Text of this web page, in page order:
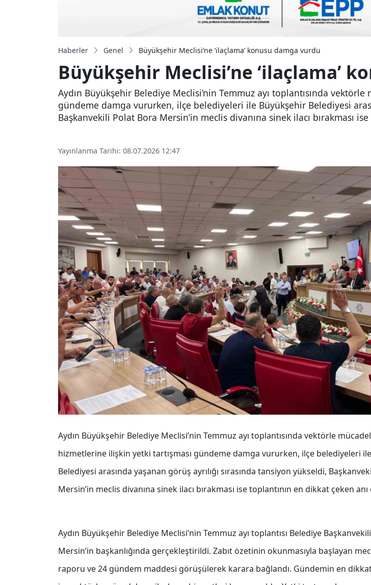
Haberler Genel Büyükşehir Meclisi’ne ‘ilaçlama’ konusu damga vurdu
Büyükşehir Meclisi’ne ‘ilaçlama’
Aydın Büyükşehir Belediye Meclisi’nin Temmuz ayı toplantısında
gündeme damga vururken, ilçe belediyeleri ile Büyükşehir Belediyesi
Başkanvekili Polat Bora Mersin’in meclis divanına sinek ilacı bırakması
Yayınlanma Tarihi: 08.07.2026 12:47
Aydın Büyükşehir Belediye Meclisi’nin Temmuz ayı toplantısında vektörle
hizmetlerine ilişkin yetki tartışması gündeme damga vururken, ilçe belediyeleri
Belediyesi arasında yaşanan görüş ayrılığı sırasında tansiyon yükseldi,
Mersin’in meclis divanına sinek ilacı bırakması ise toplantının en dikkat çeken
Aydın Büyükşehir Belediye Meclisi’nin Temmuz ayı toplantısı Belediye
Mersin’in başkanlığında gerçekleştirildi. Zabıt özetinin okunmasıyla başlayan
raporu ve 24 gündem maddesi görüşülerek karara bağlandı. Gündemin en